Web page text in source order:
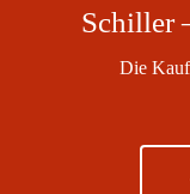
Schiller
Die